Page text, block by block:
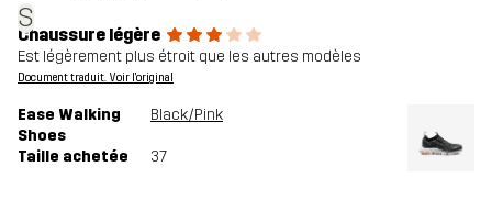
S
Chaussure légère
Est légèrement plus étroit que les autres modèles
Document traduit. Voir l'original
Ease Walking
Shoes
Black/Pink
Taille achetée 37